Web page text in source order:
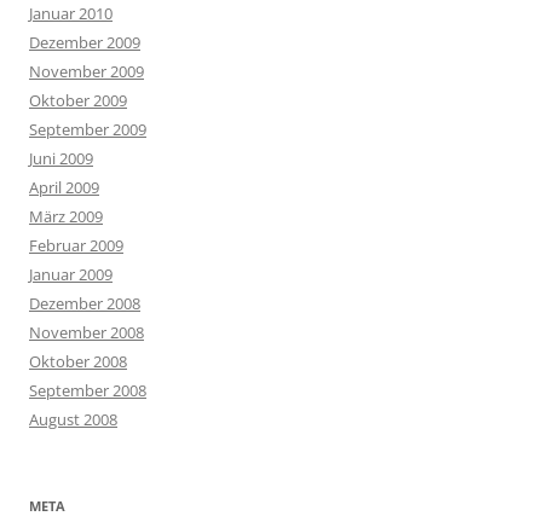
Januar 2010
Dezember 2009
November 2009
Oktober 2009
September 2009
Juni 2009
April 2009
März 2009
Februar 2009
Januar 2009
Dezember 2008
November 2008
Oktober 2008
September 2008
August 2008
META